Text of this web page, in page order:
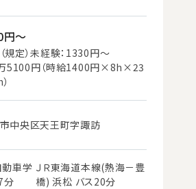
〜
規定）未経験：1330円～
5100円（時給1400円×8h×23
中央区天王町字諏訪
車学
分
ＪＲ東海道本線(熱海－豊
橋) 浜松 バス20分